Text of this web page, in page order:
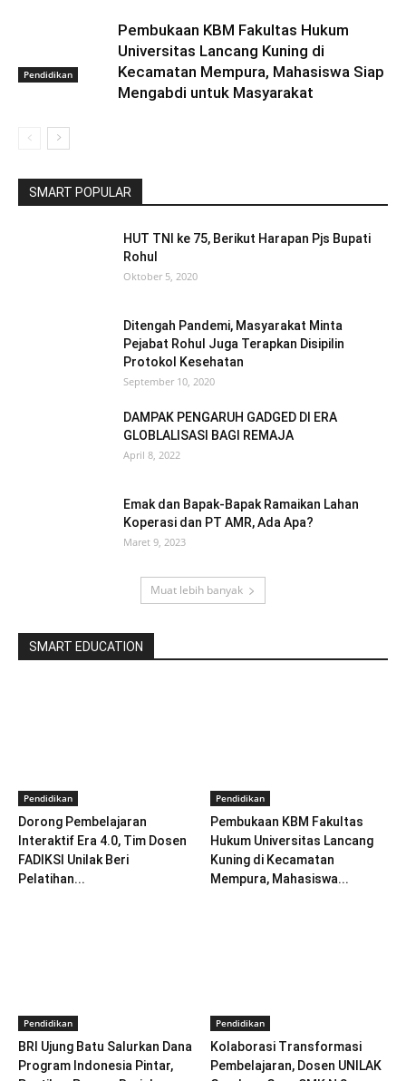
Pendidikan
Pembukaan KBM Fakultas Hukum
Universitas Lancang Kuning di
Kecamatan Mempura, Mahasiswa Siap
Mengabdi untuk Masyarakat
SMART POPULAR
HUT TNI ke 75, Berikut Harapan Pjs Bupati
Rohul
Oktober 5, 2020
Ditengah Pandemi, Masyarakat Minta
Pejabat Rohul Juga Terapkan Disipilin
Protokol Kesehatan
September 10, 2020
DAMPAK PENGARUH GADGED DI ERA
GLOBLALISASI BAGI REMAJA
April 8, 2022
Emak dan Bapak-Bapak Ramaikan Lahan
Koperasi dan PT AMR, Ada Apa?
Maret 9, 2023
Muat lebih banyak
SMART EDUCATION
Pendidikan
Dorong Pembelajaran
Interaktif Era 4.0, Tim Dosen
FADIKSI Unilak Beri
Pelatihan...
Pendidikan
Pembukaan KBM Fakultas
Hukum Universitas Lancang
Kuning di Kecamatan
Mempura, Mahasiswa...
Pendidikan
BRI Ujung Batu Salurkan Dana
Program Indonesia Pintar,
Pendidikan
Kolaborasi Transformasi
Pembelajaran, Dosen UNILAK